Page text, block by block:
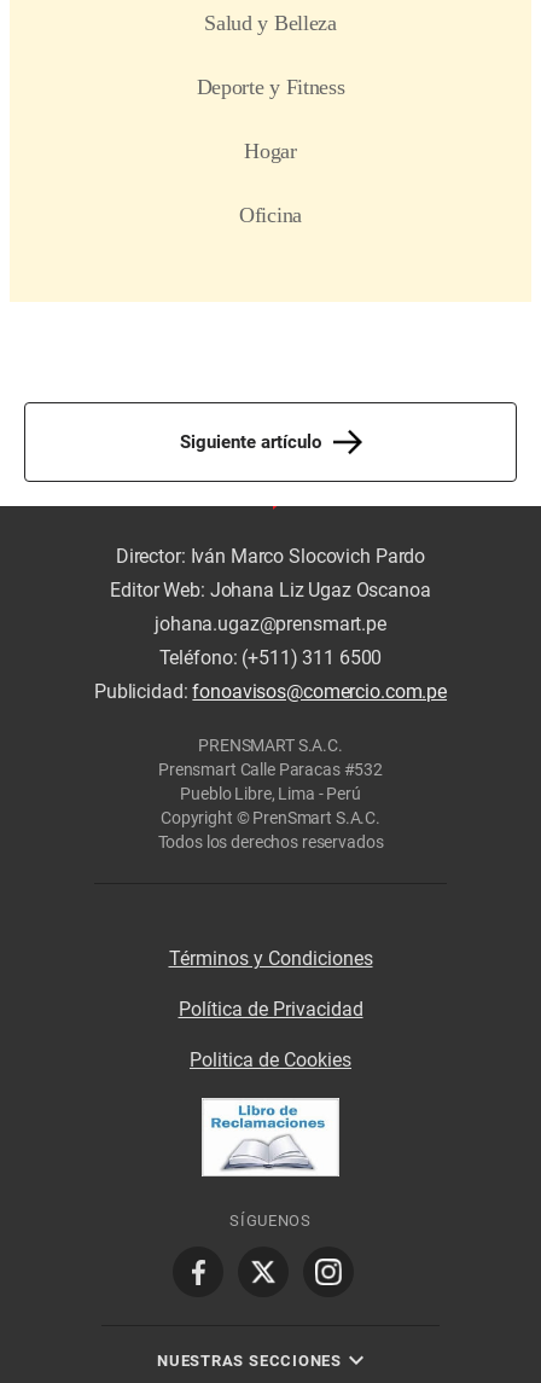
Siguiente artículo
Director: Iván Marco Slocovich Pardo
Editor Web: Johana Liz Ugaz Oscanoa
johana.ugaz@prensmart.pe
Teléfono: (+511) 311 6500
Publicidad:fonoavisos@comercio.com.pe
PRENSMART S.A.C.
Prensmart Calle Paracas #532
Pueblo Libre, Lima - Perú
Copyright © PrenSmart S.A.C.
Todos los derechos reservados
Términos y Condiciones
Política de Privacidad
Politica de Cookies
SÍGUENOS
NUESTRAS SECCIONES